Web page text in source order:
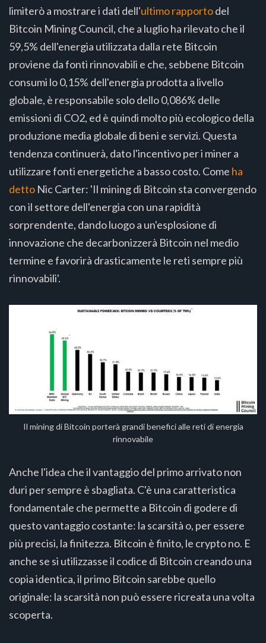
limiterò a mostrare i dati dell'ultimo rapportodel
Bitcoin Mining Council, che a luglio ha rilevato che il
59,5% dell'energia utilizzata dalla rete Bitcoin
proviene da fonti rinnovabili e che, sebbene Bitcoin
consumi lo 0,15% dell'energia prodotta a livello
globale, è responsabile solo dello 0,086% delle
emissioni di CO2, ed è quindi molto più ecologico della
produzione media globale di beni e servizi. Questa
tendenza continuerà, dato l'incentivo per i miner a
utilizzare fonti energetiche a basso costo. Come ha
detto Nic Carter: 'Il mining di Bitcoin sta convergendo
con il settore dell'energia con una rapidità
sorprendente, dando luogo a un'esplosione di
innovazione che decarbonizzerà Bitcoin nel medio
termine e favorirà drasticamente le reti sempre più
rinnovabili'.
Il mining di Bitcoin porterà grandi benefici alle reti di energia
rinnovabile
Anche l'idea che il vantaggio del primo arrivato non
duri per sempre è sbagliata. C'è una caratteristica
fondamentale che permette a Bitcoin di godere di
questo vantaggio costante: la scarsità o, per essere
più precisi, la finitezza. Bitcoin è finito, le crypto no. E
anche se si utilizzasse il codice di Bitcoin creando una
copia identica, il primo Bitcoin sarebbe quello
originale: la scarsità non può essere ricreata una volta
scoperta.